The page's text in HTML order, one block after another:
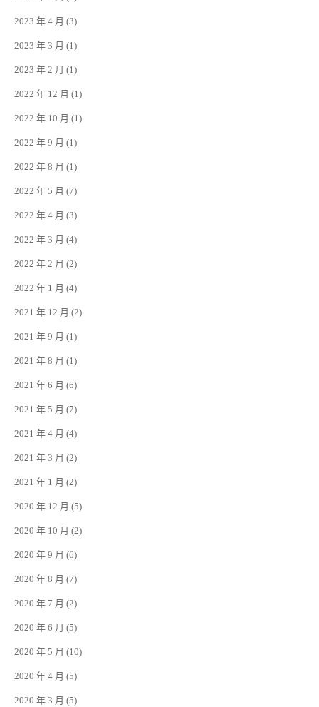
2023 年 4 月 (3)
2023 年 3 月 (1)
2023 年 2 月 (1)
2022 年 12 月 (1)
2022 年 10 月 (1)
2022 年 9 月 (1)
2022 年 8 月 (1)
2022 年 5 月 (7)
2022 年 4 月 (3)
2022 年 3 月 (4)
2022 年 2 月 (2)
2022 年 1 月 (4)
2021 年 12 月 (2)
2021 年 9 月 (1)
2021 年 8 月 (1)
2021 年 6 月 (6)
2021 年 5 月 (7)
2021 年 4 月 (4)
2021 年 3 月 (2)
2021 年 1 月 (2)
2020 年 12 月 (5)
2020 年 10 月 (2)
2020 年 9 月 (6)
2020 年 8 月 (7)
2020 年 7 月 (2)
2020 年 6 月 (5)
2020 年 5 月 (10)
2020 年 4 月 (5)
2020 年 3 月 (5)